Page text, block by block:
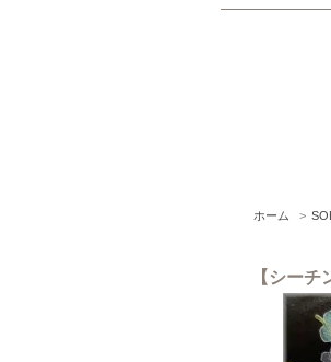
ホーム >
【シー